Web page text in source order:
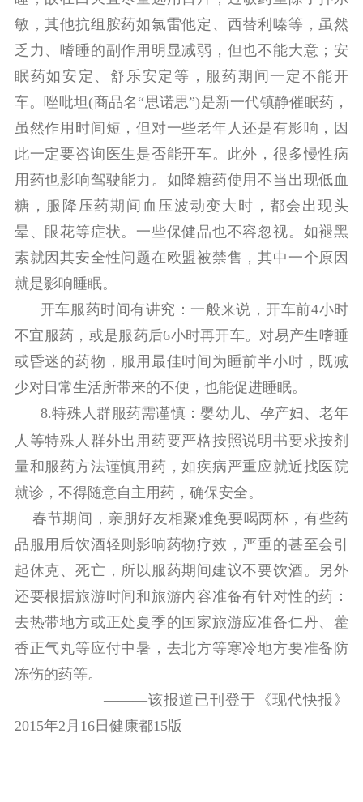
敏，其他抗组胺药如氯雷他定、西替利嗪等，虽然
乏力、嗜睡的副作用明显减弱，但也不能大意；安
眠药如安定、舒乐安定等，服药期间一定不能开
车。唑吡坦(商品名“思诺思”)是新一代镇静催眠药，
虽然作用时间短，但对一些老年人还是有影响，因
此一定要咨询医生是否能开车。此外，很多慢性病
用药也影响驾驶能力。如降糖药使用不当出现低血
糖，服降压药期间血压波动变大时，都会出现头
晕、眼花等症状。一些保健品也不容忽视。如褪黑
素就因其安全性问题在欧盟被禁售，其中一个原因
就是影响睡眠。
开车服药时间有讲究：一般来说，开车前4小时
不宜服药，或是服药后6小时再开车。对易产生嗜睡
或昏迷的药物，服用最佳时间为睡前半小时，既减
少对日常生活所带来的不便，也能促进睡眠。
8.特殊人群服药需谨慎：婴幼儿、孕产妇、老年
人等特殊人群外出用药要严格按照说明书要求按剂
量和服药方法谨慎用药，如疾病严重应就近找医院
就诊，不得随意自主用药，确保安全。
春节期间，亲朋好友相聚难免要喝两杯，有些药
品服用后饮酒轻则影响药物疗效，严重的甚至会引
起休克、死亡，所以服药期间建议不要饮酒。另外
还要根据旅游时间和旅游内容准备有针对性的药：
去热带地方或正处夏季的国家旅游应准备仁丹、藿
香正气丸等应付中暑，去北方等寒冷地方要准备防
冻伤的药等。
———该报道已刊登于《现代快报》
2015年2月16日健康都15版